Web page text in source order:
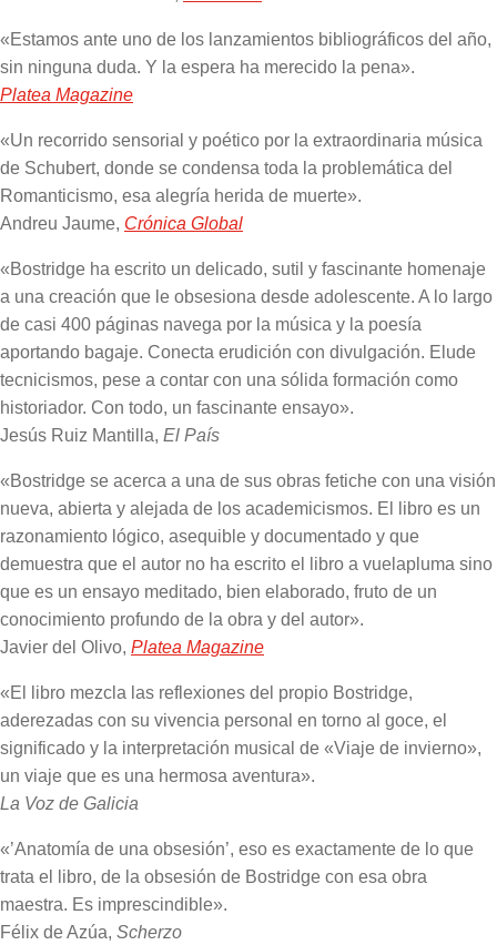
«Estamos ante uno de los lanzamientos bibliográficos del año,
sin ninguna duda. Y la espera ha merecido la pena».
Platea Magazine
«Un recorrido sensorial y poético por la extraordinaria música
de Schubert, donde se condensa toda la problemática del
Romanticismo, esa alegría herida de muerte».
Andreu Jaume, Crónica Global
«Bostridge ha escrito un delicado, sutil y fascinante homenaje
a una creación que le obsesiona desde adolescente. A lo largo
de casi 400 páginas navega por la música y la poesía
aportando bagaje. Conecta erudición con divulgación. Elude
tecnicismos, pese a contar con una sólida formación como
historiador. Con todo, un fascinante ensayo».
Jesús Ruiz Mantilla, El País
«Bostridge se acerca a una de sus obras fetiche con una visión
nueva, abierta y alejada de los academicismos. El libro es un
razonamiento lógico, asequible y documentado y que
demuestra que el autor no ha escrito el libro a vuelapluma sino
que es un ensayo meditado, bien elaborado, fruto de un
conocimiento profundo de la obra y del autor».
Javier del Olivo, Platea Magazine
«El libro mezcla las reflexiones del propio Bostridge,
aderezadas con su vivencia personal en torno al goce, el
significado y la interpretación musical de «Viaje de invierno»,
un viaje que es una hermosa aventura».
La Voz de Galicia
«’Anatomía de una obsesión’, eso es exactamente de lo que
trata el libro, de la obsesión de Bostridge con esa obra
maestra. Es imprescindible».
Félix de Azúa, Scherzo